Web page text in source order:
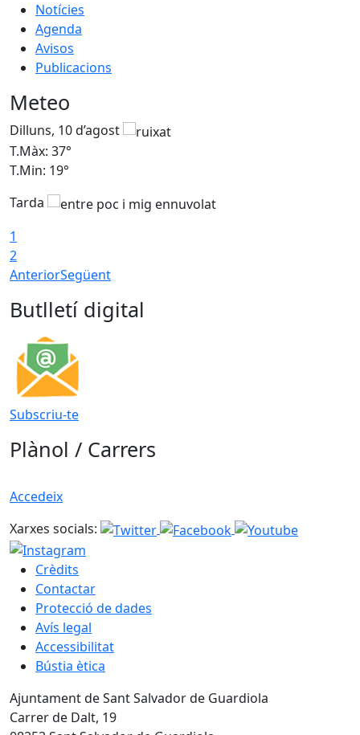
Notícies
Agenda
Avisos
Publicacions
Meteo
Dilluns, 10 d’agost
T.Màx: 37°
T.Min: 19°
Tarda
1
2
AnteriorSegüent
Butlletí digital
Subscriu-te
Plànol / Carrers
Accedeix
Xarxes socials:
Crèdits
Contactar
Protecció de dades
Avís legal
Accessibilitat
Bústia ètica
Ajuntament de Sant Salvador de Guardiola
Carrer de Dalt, 19